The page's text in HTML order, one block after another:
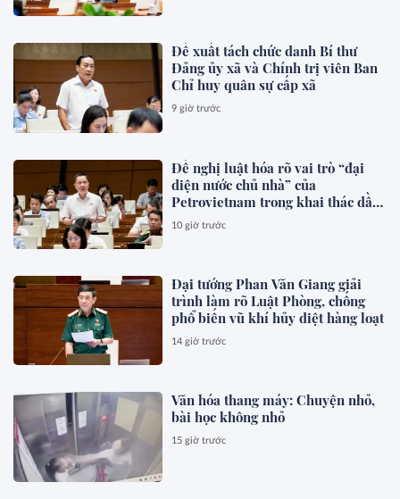
Đề xuất tách chức danh Bí thư
Đảng ủy xã và Chính trị viên Ban
Chỉ huy quân sự cấp xã
9 giờ trước
Đề nghị luật hóa rõ vai trò “đại
diện nước chủ nhà” của
Petrovietnam trong khai thác dầu
khí
10 giờ trước
Đại tướng Phan Văn Giang giải
trình làm rõ Luật Phòng, chống
phổ biến vũ khí hủy diệt hàng loạt
14 giờ trước
Văn hóa thang máy: Chuyện nhỏ,
bài học không nhỏ
15 giờ trước